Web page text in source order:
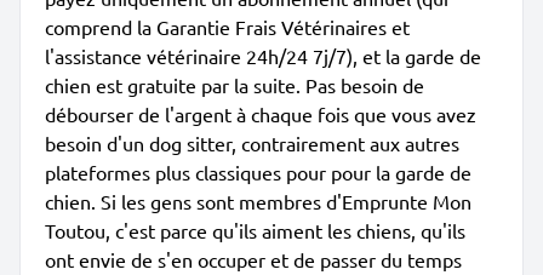
comprend la Garantie Frais Vétérinaires et
l'assistance vétérinaire 24h/24 7j/7), et la garde de
chien est gratuite par la suite. Pas besoin de
débourser de l'argent à chaque fois que vous avez
besoin d'un dog sitter, contrairement aux autres
plateformes plus classiques pour pour la garde de
chien. Si les gens sont membres d'Emprunte Mon
Toutou, c'est parce qu'ils aiment les chiens, qu'ils
ont envie de s'en occuper et de passer du temps